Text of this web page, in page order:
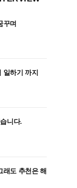
꾸며
일하기 까지
니다.
도 추천은 해